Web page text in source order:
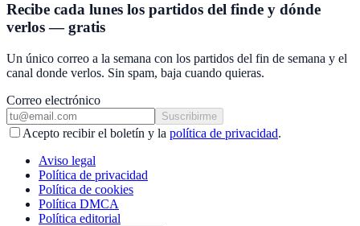
Recibe cada lunes los partidos del finde y dónde
verlos — gratis
Un único correo a la semana con los partidos del fin de semana y el
canal donde verlos. Sin spam, baja cuando quieras.
Correo electrónico
Suscribirme
Acepto recibir el boletín y la política de privacidad.
Aviso legal
Política de privacidad
Política de cookies
Política DMCA
Política editorial